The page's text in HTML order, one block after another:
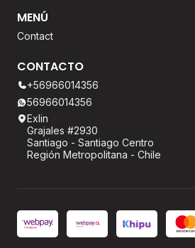
MENÚ
Contact
CONTACTO
+56966014356
56966014356
Exlin
Grajales #2930
Santiago - Santiago Centro
Región Metropolitana - Chile